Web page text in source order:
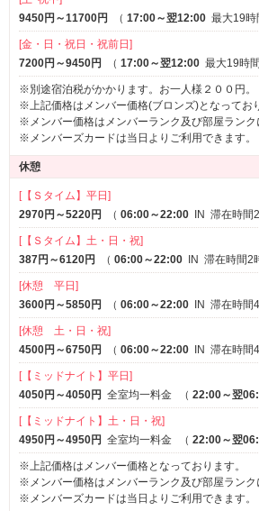
部屋タイプ
和室 ※一部 禁煙ルーム
3名以上利用可
サービス
ルームサービス 女子会 ※一
9450円～11700円
（ 17:00～翌12:00 最大19
[金・日・祝日・祝前日]
7200円～9450円
（ 17:00～翌12:00 最大19時
※別途宿泊税がかかります。お一人様２００円。
※上記価格はメンバー価格(ブロンズ)となってお
※メンバー価格はメンバーランク及び部屋ランク
※メンバーズカードは当日よりご利用できます。
休憩
[【Ｓタイム】平日]
2970円～5220円
（ 06:00～22:00 IN 滞在時間
[【Ｓタイム】土・日・祝]
387円～6120円
（ 06:00～22:00 IN 滞在時間2
[休憩 平日]
3600円～5850円
（ 06:00～22:00 IN 滞在時間
[休憩 土・日・祝]
4500円～6750円
（ 06:00～22:00 IN 滞在時間
[【ミッドナイト】平日]
4050円～4050円 全室均一料金 （ 22:00～翌
[【ミッドナイト】土・日・祝]
4950円～4950円 全室均一料金 （ 22:00～翌
※上記価格はメンバー価格となっております。
※メンバー価格はメンバーランク及び部屋ランク
※メンバーズカードは当日よりご利用できます。